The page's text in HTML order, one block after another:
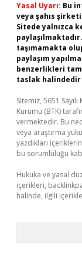
Yasal Uyarı: Bu
veya şahıs
Sitede yalnızca
taşımamakta
paylaşım
benzerlikleri
taslak halindedir
Sitemiz, 5651
Kurumu (BTK)
vermektedir. Bu
veya araştırma
yazdıkları
bu sorumluluğu
Hukuka ve yasal
içerikleri,
halinde, ilgili